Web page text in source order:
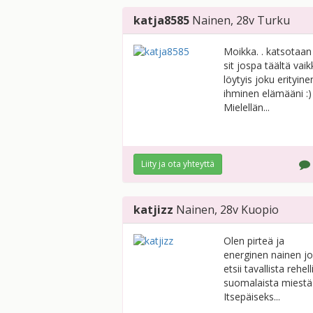
katja8585 Nainen, 28v Turku
Moikka. .
sit jospa täältä
löytyis joku
ihminen elämääni :)
Mielellän...
Liity ja ota yhteyttä
katjizz Nainen, 28v Kuopio
Olen pirteä ja
energinen nainen
etsii tavallista
suomalaista
Itsepäiseks...